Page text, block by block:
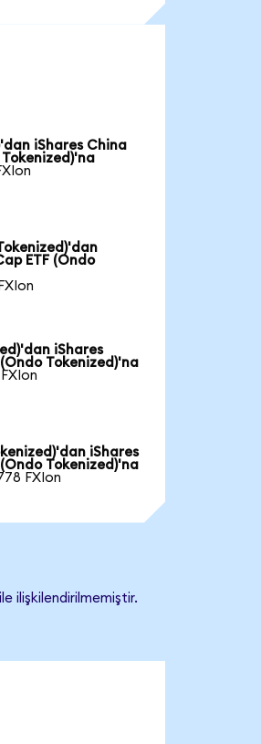
iShares China
ETF (Ondo
iShares
Tokenized)'na
iShares
Tokenized)'na
FXIon
ilişkilendirilmemiştir.